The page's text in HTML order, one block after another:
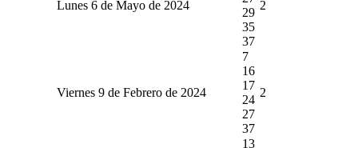
Lunes 6 de Mayo de 2024
29
35
37
2
Viernes 9 de Febrero de 2024
7
16
17
24
27
37
2
13